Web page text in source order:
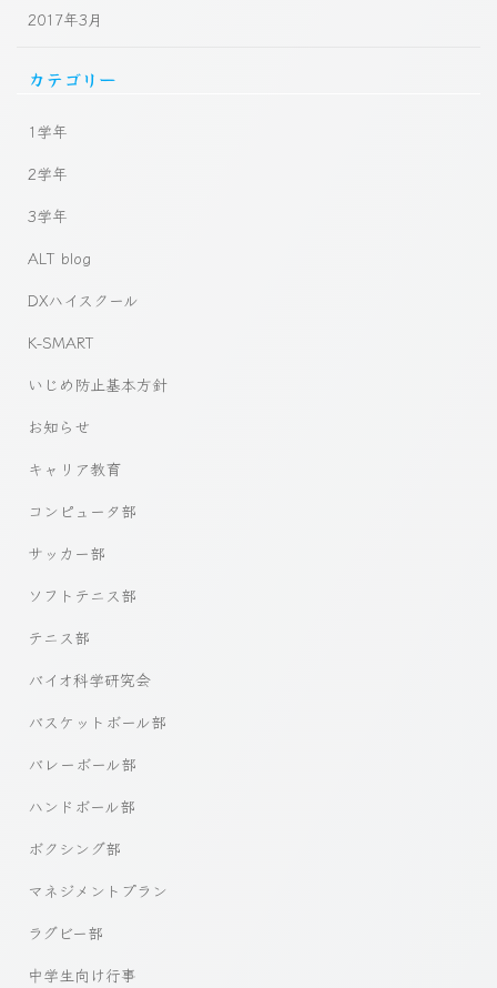
2017年3月
カテゴリー
1学年
2学年
3学年
ALT blog
DXハイスクール
K-SMART
いじめ防止基本方針
お知らせ
キャリア教育
コンピュータ部
サッカー部
ソフトテニス部
テニス部
バイオ科学研究会
バスケットボール部
バレーボール部
ハンドボール部
ボクシング部
マネジメントプラン
ラグビー部
中学生向け行事